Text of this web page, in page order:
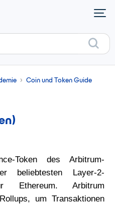
Coin und Token Guide
Token des Arbitrum-
Layer-2-
Ethereum. Arbitrum
, um Transaktionen